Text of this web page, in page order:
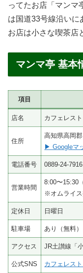
ってたお店「マンマ
は国道33号線沿いに
お店は小さな喫茶店
マンマ亭 基本
項目
店名 カフェレス
住所
高知県高岡
▶ Googleマ
電話番号 0889-24-7916
営業時間
8:00〜15:30
※オムライス
定休日 日曜日
駐車場 あり（無料）
アクセス JR土讃線「
公式SNS カフェレス